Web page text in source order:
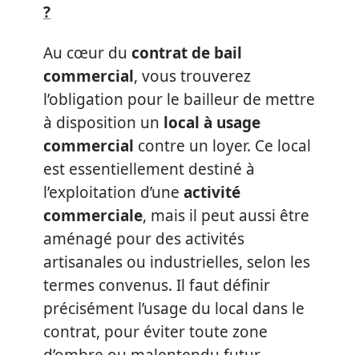
?
Au cœur du contrat de bail
commercial, vous trouverez
l’obligation pour le bailleur de mettre
à disposition un local à usage
commercial contre un loyer. Ce local
est essentiellement destiné à
l’exploitation d’une activité
commerciale, mais il peut aussi être
aménagé pour des activités
artisanales ou industrielles, selon les
termes convenus. Il faut définir
précisément l’usage du local dans le
contrat, pour éviter toute zone